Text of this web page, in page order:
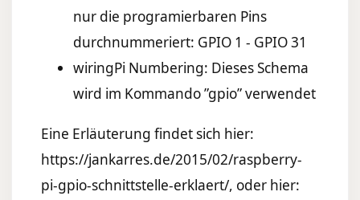
nur die programierbaren Pins
durchnummeriert: GPIO 1 - GPIO 31
wiringPi Numbering: Dieses Schema
wird im Kommando ”gpio” verwendet
Eine Erläuterung findet sich hier:
https://jankarres.de/2015/02/raspberry-
pi-gpio-schnittstelle-erklaert/, oder hier: